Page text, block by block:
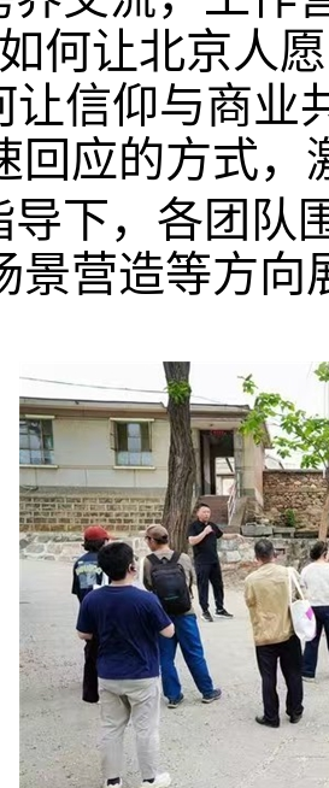
何让北京人
让信仰与商业
回应的方式
导下，各团队
景营造等方